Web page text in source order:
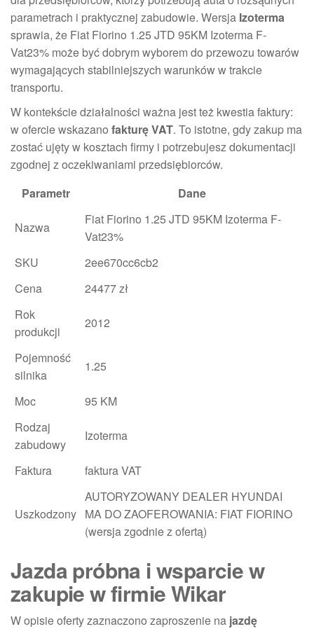
parametrach i praktycznej zabudowie. Wersja Izoterma
sprawia, że Fiat Fiorino 1.25 JTD 95KM Izoterma F-
Vat23% może być dobrym wyborem do przewozu towarów
wymagających stabilniejszych warunków w trakcie
transportu.
W kontekście działalności ważna jest też kwestia faktury:
w ofercie wskazano fakturę VAT. To istotne, gdy zakup ma
zostać ujęty w kosztach firmy i potrzebujesz dokumentacji
zgodnej z oczekiwaniami przedsiębiorców.
Parametr
Dane
Nazwa
Fiat Fiorino 1.25 JTD 95KM Izoterma F-
Vat23%
SKU
2ee670cc6cb2
Cena
24477 zł
Rok
produkcji
2012
Pojemność
silnika
1.25
Moc
95 KM
Rodzaj
zabudowy
Izoterma
Faktura faktura VAT
Uszkodzony
AUTORYZOWANY DEALER HYUNDAI
MA DO ZAOFEROWANIA: FIAT FIORINO
(wersja zgodnie z ofertą)
Jazda próbna i wsparcie w
zakupie w firmie Wikar
W opisie oferty zaznaczono zaproszenie na jazdę